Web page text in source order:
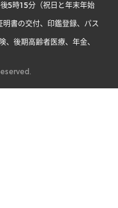
5時15分（祝日と年末年始
書の交付、印鑑登録、パス
後期高齢者医療、年金、